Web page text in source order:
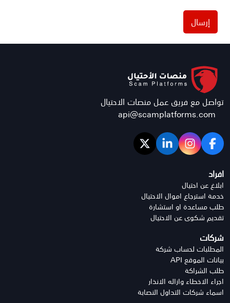
إرسال
تواصل مع فريق عمل منصات الاحتيال
api@scamplatforms.com
افراد
ابلاغ عن احتيال
خدمة استرجاع اموال الاحتيال
طلب مساعدة او استشارة
تقديم شكوى عن الاحتيال
شركات
المطلبات لحساب شركة
بيانات الموقع API
طلب الشراكة
اجراء الاخطاء وازاله الانذار
اسماء شركات التداول النصابة